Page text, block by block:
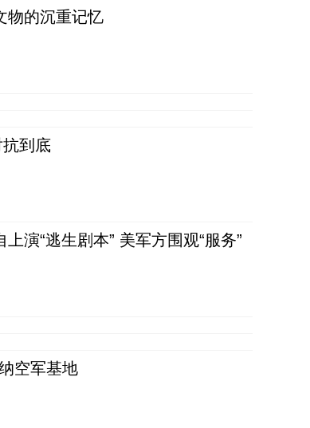
物的沉重记忆
到底
演“逃生剧本” 美军方围观“服务”
空军基地